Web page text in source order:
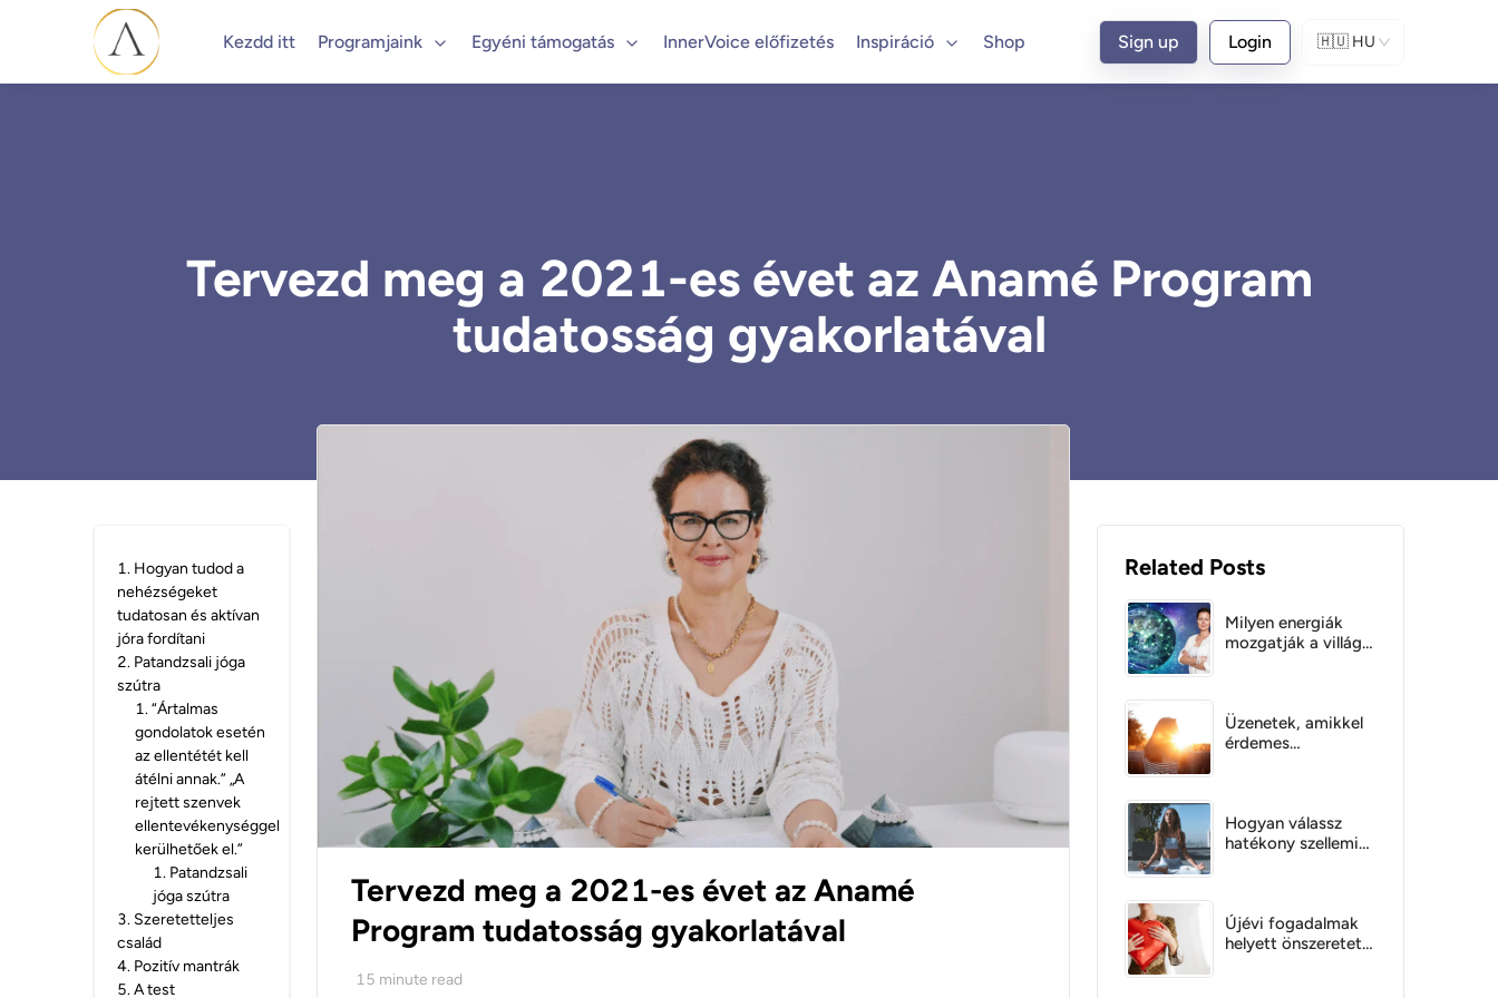
Kezdd itt Programjaink Egyéni támogatás InnerVoice előfizetés Inspiráció Shop Sign up Login 🇭🇺 HU
Tervezd meg a 2021-es évet az Anamé Program
tudatosság gyakorlatával
1. Hogyan tudod a
nehézségeket
tudatosan és aktívan
jóra fordítani
2. Patandzsali jóga
szútra
1.“Ártalmas
gondolatok esetén
az ellentétét kell
átélni annak.” „A
rejtett szenvek
ellentevékenységgel
kerülhetőek el.”
1. Patandzsali
jóga szútra
3. Szeretetteljes
család
4. Pozitív mantrák
5.A test
Tervezd meg a 2021-es évet az Anamé
Program tudatosság gyakorlatával
15 minute read
Related Posts
Milyen energiák
mozgatják a villág
szempontból
Üzenetek, amikkel
érdemes
Hogyan válassz
hatékony szellemi
Újévi fogadalmak
helyett önszeretet